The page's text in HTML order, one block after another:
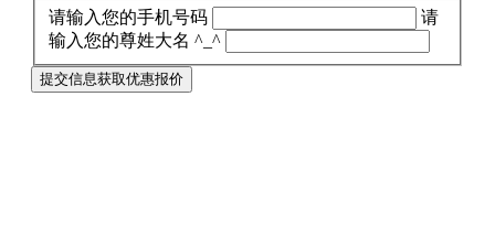
请输入您的手机号码
请
输入您的尊姓大名 ^_^
提交信息获取优惠报价